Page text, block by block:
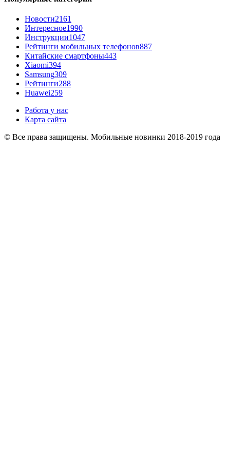
Новости2161
Интересное1990
Инструкции1047
Рейтинги мобильных телефонов887
Китайские смартфоны443
Xiaomi394
Samsung309
Рейтинги288
Huawei259
Работа у нас
Карта сайта
© Все права защищены. Мобильные новинки 2018-2019 года